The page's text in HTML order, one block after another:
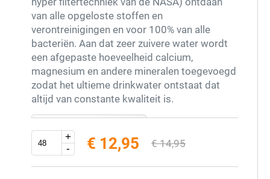
van alle opgeloste stoffen en
verontreinigingen en voor 100% van alle
bacteriën. Aan dat zeer zuivere water wordt
een afgepaste hoeveelheid calcium,
magnesium en andere mineralen toegevoegd
zodat het ultieme drinkwater ontstaat dat
altijd van constante kwaliteit is.
+
-
€ 12,95 € 14,95